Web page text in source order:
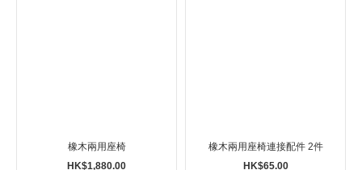
橡木兩用座椅
HK$1,880.00
橡木兩用座椅連接配件 2件
HK$65.00